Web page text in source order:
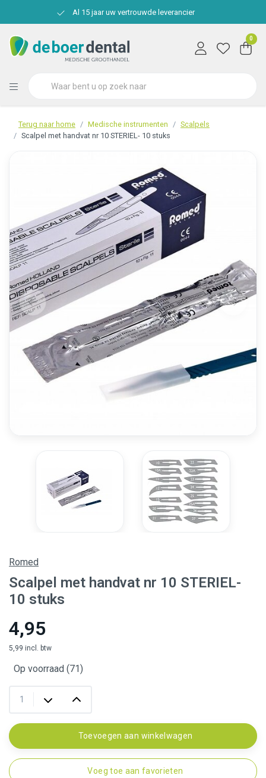
Al 15 jaar uw vertrouwde leverancier
0
Terug naar home Medische instrumenten
Scalpels
Scalpel met handvat nr 10 STERIEL- 10 stuks
Romed
Scalpel met handvat nr 10 STERIEL-
10 stuks
4,95
5,99 incl. btw
Op voorraad (71)
Toevoegen aan winkelwagen
Voeg toe aan favorieten